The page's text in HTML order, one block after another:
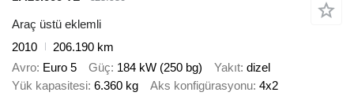
Araç üstü eklemli
2010
206.190 km
Avro Euro 5 Güç 184 kW (250 bg) Yakıt dizel
Yük kapasitesi 6.360 kg Aks konfigürasyonu 4x2